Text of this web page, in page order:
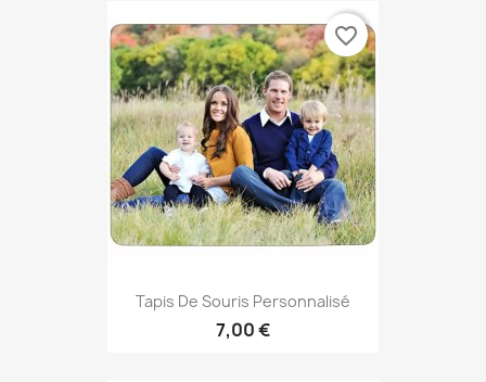
Tapis De Souris Personnalisé
7,00 €
favorite_border